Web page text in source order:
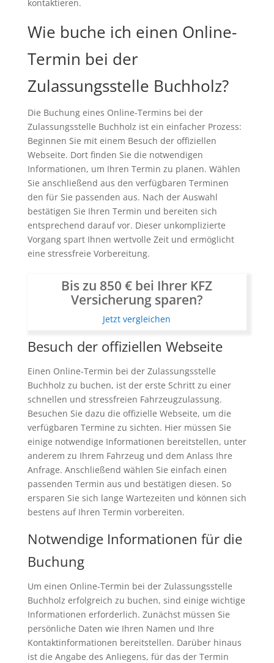
kontaktieren.
Wie buche ich einen Online-
Termin bei der
Zulassungsstelle Buchholz?
Die Buchung eines Online-Termins bei der
Zulassungsstelle Buchholz ist ein einfacher Prozess:
Beginnen Sie mit einem Besuch der offiziellen
Webseite. Dort finden Sie die notwendigen
Informationen, um Ihren Termin zu planen. Wählen
Sie anschließend aus den verfügbaren Terminen
den für Sie passenden aus. Nach der Auswahl
bestätigen Sie Ihren Termin und bereiten sich
entsprechend darauf vor. Dieser unkomplizierte
Vorgang spart Ihnen wertvolle Zeit und ermöglicht
eine stressfreie Vorbereitung.
Bis zu 850 € bei Ihrer KFZ
Versicherung sparen?
Jetzt vergleichen
Besuch der offiziellen Webseite
Einen Online-Termin bei der Zulassungsstelle
Buchholz zu buchen, ist der erste Schritt zu einer
schnellen und stressfreien Fahrzeugzulassung.
Besuchen Sie dazu die offizielle Webseite, um die
verfügbaren Termine zu sichten. Hier müssen Sie
einige notwendige Informationen bereitstellen, unter
anderem zu Ihrem Fahrzeug und dem Anlass Ihre
Anfrage. Anschließend wählen Sie einfach einen
passenden Termin aus und bestätigen diesen. So
ersparen Sie sich lange Wartezeiten und können sich
bestens auf Ihren Termin vorbereiten.
Notwendige Informationen für die
Buchung
Um einen Online-Termin bei der Zulassungsstelle
Buchholz erfolgreich zu buchen, sind einige wichtige
Informationen erforderlich. Zunächst müssen Sie
persönliche Daten wie Ihren Namen und Ihre
Kontaktinformationen bereitstellen. Darüber hinaus
ist die Angabe des Anliegens, für das der Termin